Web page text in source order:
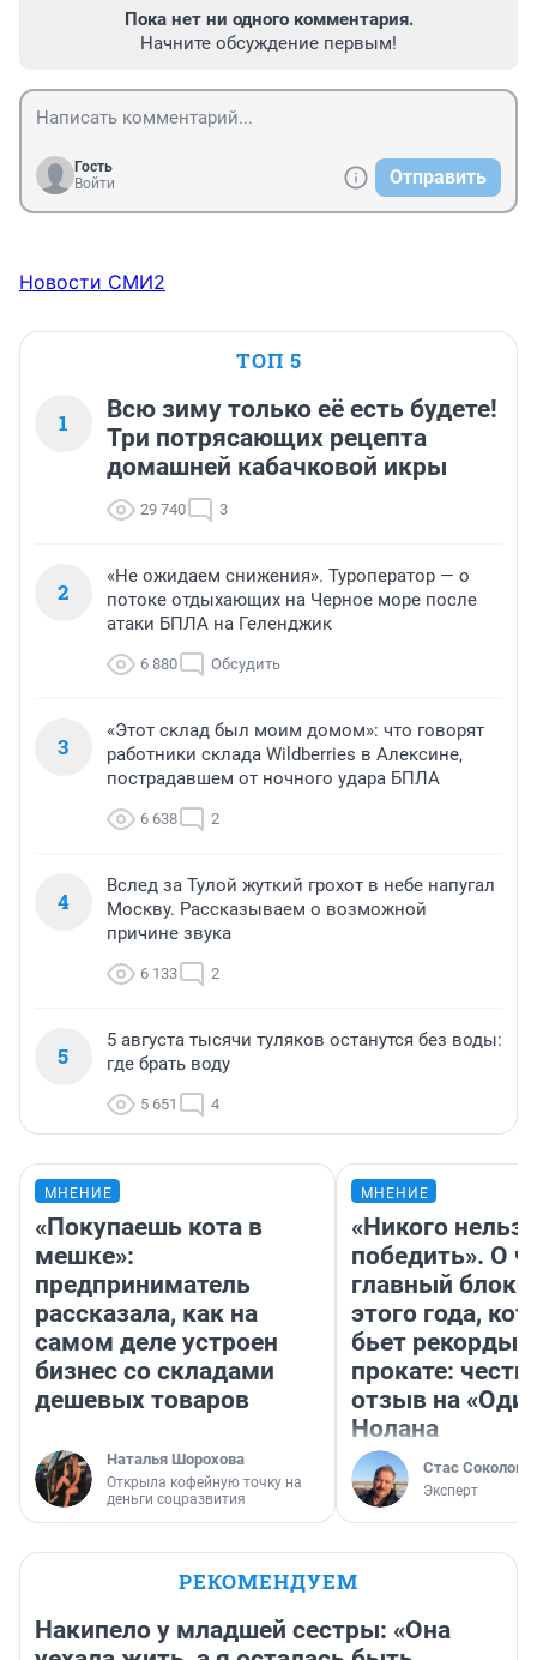
Пока нет ни одного комментария.
Начните обсуждение первым!
Гость
Войти
Отправить
Новости СМИ2
ТОП 5
1
Всю зиму только её есть будете!
Три потрясающих рецепта
домашней кабачковой икры
29 740 3
2
«Не ожидаем снижения». Туроператор — о
потоке отдыхающих на Черное море после
атаки БПЛА на Геленджик
6 880 Обсудить
3
«Этот склад был моим домом»: что говорят
работники склада Wildberries в Алексине,
пострадавшем от ночного удара БПЛА
6 638 2
4
Вслед за Тулой жуткий грохот в небе напугал
Москву. Рассказываем о возможной
причине звука
6 133 2
5
5 августа тысячи туляков останутся без воды:
где брать воду
5 651 4
МНЕНИЕ
«Покупаешь кота в
мешке»:
предприниматель
рассказала, как на
самом деле устроен
бизнес со складами
дешевых товаров
Наталья Шорохова
Открыла кофейную точку на
деньги соцразвития
МНЕНИЕ
«Никого нельзя
победить». О
главный
этого года,
бьет рекорды в
прокате:
отзыв на
Нолана
Стас Соколов
Эксперт
РЕКОМЕНДУЕМ
Накипело у младшей сестры: «Она